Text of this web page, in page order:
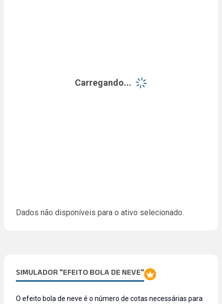
Carregando...
Dados não disponíveis para o ativo selecionado.
SIMULADOR "EFEITO BOLA DE NEVE"
O efeito bola de neve é o número de cotas necessárias para